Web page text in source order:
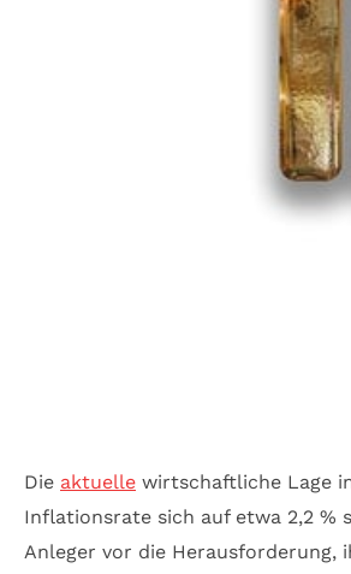
Die aktuelle wirtschaftliche Lage
Inflationsrate sich auf etwa 2,2
Anleger vor die Herausforderung,